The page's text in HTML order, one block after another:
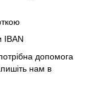
IBAN
допомога
нам в